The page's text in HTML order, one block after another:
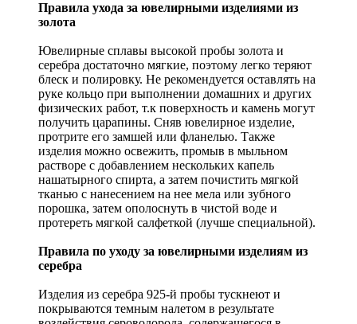
Правила ухода за ювелирными изделиями из
золота
Ювелирные сплавы высокой пробы золота и
серебра достаточно мягкие, поэтому легко теряют
блеск и полировку. Не рекомендуется оставлять на
руке кольцо при выполнении домашних и других
физических работ, т.к поверхность и камень могут
получить царапины. Сняв ювелирное изделие,
протрите его замшей или фланелью. Также
изделия можно освежить, промыв в мыльном
растворе с добавлением нескольких капель
нашатырного спирта, а затем почистить мягкой
тканью с нанесением на нее мела или зубного
порошка, затем ополоснуть в чистой воде и
протереть мягкой салфеткой (лучше специальной).
Правила по уходу за ювелирными изделиям из
серебра
Изделия из серебра 925-й пробы тускнеют и
покрываются темным налетом в результате